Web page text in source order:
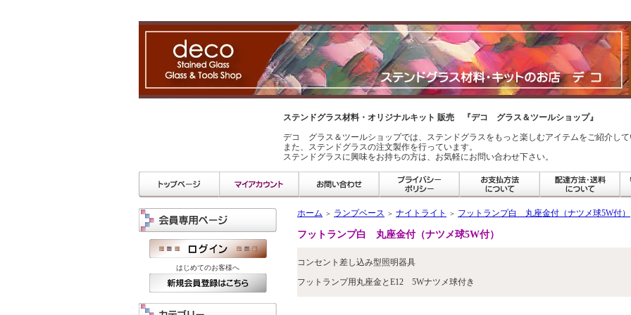
ステンドグラス材料・オリジナルキット 販売 『デコ グラス＆ツールショップ』
デコ グラス＆ツールショップでは、ステンドグラスをもっと楽しむアイテムをご紹介し
また、ステンドグラスの注文製作を行っています。
ステンドグラスに興味をお持ちの方は、お気軽にお問い合わせ下さい。
はじめてのお客様へ
ホーム ＞ ランプベース ＞ ナイトライト ＞ フットランプ白 丸座金付（ナツメ球5W付）
フットランプ白 丸座金付（ナツメ球5W付）
コンセント差し込み型照明器具
フットランプ用丸座金とE12 5Wナツメ球付き